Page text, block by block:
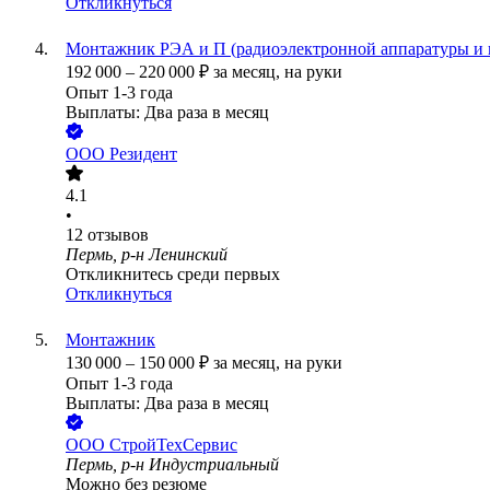
Монтажник РЭА и П (радиоэлектронной аппаратуры и
192 000 – 220 000 ₽ за месяц, на руки
Опыт 1-3 года
Выплаты: Два раза в месяц
ООО Резидент
4.1
•
12 отзывов
Пермь, р-н Ленинский
Откликнитесь среди первых
Откликнуться
Монтажник
130 000 – 150 000 ₽ за месяц, на руки
Опыт 1-3 года
Выплаты: Два раза в месяц
ООО СтройТехСервис
Пермь, р-н Индустриальный
Можно без резюме